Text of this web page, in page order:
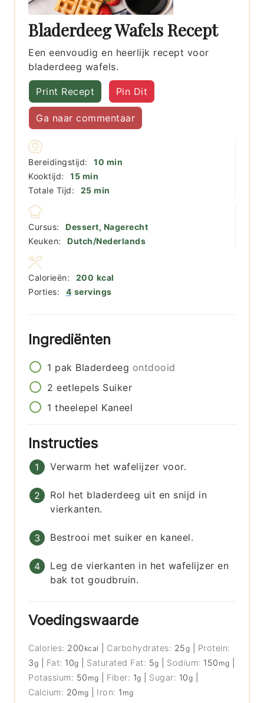
Bladerdeeg Wafels Recept
Een eenvoudig en heerlijk recept voor
bladerdeeg wafels.
Print Recept Pin Dit
Ga naar commentaar
Bereidingstijd: 10 minuten
min
Kooktijd:
15minuten
min
Totale Tijd:
25minuten
min
Cursus:
Dessert, Nagerecht
Keuken:
Dutch/Nederlands
Porties: 4 servings
Calorieën: 200 kcal
Ingrediënten
1 pak Bladerdeeg ontdooid
2 eetlepels Suiker
1 theelepel Kaneel
Instructies
Verwarm het wafelijzer voor.
Rol het bladerdeeg uit en snijd in
vierkanten.
Bestrooi met suiker en kaneel.
Leg de vierkanten in het wafelijzer en
bak tot goudbruin.
Voedingswaarde
Calories: 200 kcal Carbohydrates: 25g
Protein:
3g Fat: 10g Saturated Fat: 5g Sodium: 150 mg
Potassium: 50 mg Fiber: 1g Sugar: 10g
Calcium: 20 mg Iron: 1 mg